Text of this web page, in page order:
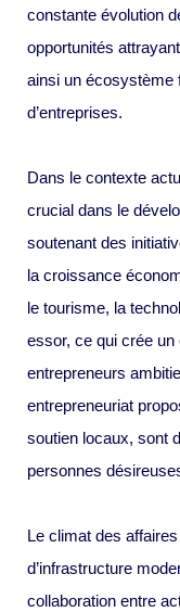
constante évolution
opportunités
ainsi un écosystème
d’entreprises.
Dans le contexte
crucial dans le
soutenant des
la croissance
le tourisme, la
essor, ce qui crée
entrepreneurs
entrepreneuriat
soutien locaux, sont
personnes
Le climat des
d’infrastructure
collaboration entre